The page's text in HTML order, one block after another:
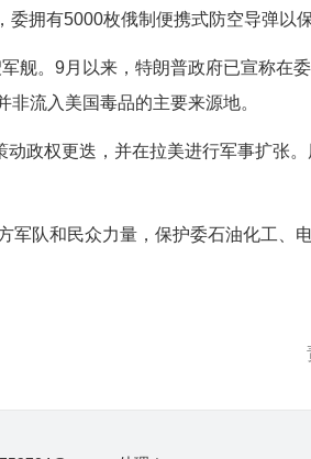
有5000枚俄制便携式防空导弹以保
。9月以来，特朗普政府已宣称在
非流入美国毒品的主要来源地。
权更迭，并在拉美进行军事扩张。
队和民众力量，保护委石油化工、电